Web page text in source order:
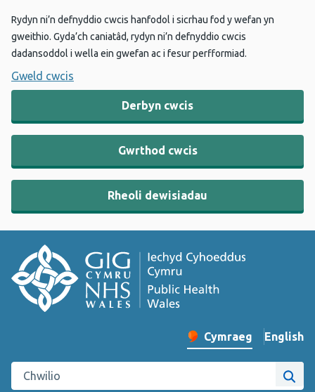
Rydyn ni’n defnyddio cwcis hanfodol i sicrhau fod y wefan yn
gweithio. Gyda’ch caniatâd, rydyn ni’n defnyddio cwcis
dadansoddol i wella ein gwefan ac i fesur perfformiad.
Gweld cwcis
Derbyn cwcis
Gwrthod cwcis
Rheoli dewisiadau
Newid iaith y wefan
Cymraeg English
–
Chwilio gwefan Iechyd Cyhoeddus Cymru